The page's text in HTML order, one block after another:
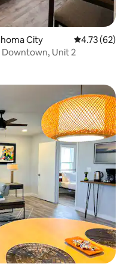
City Ukadiriaji wa
4.73 (62)
Downtown, Unit 2